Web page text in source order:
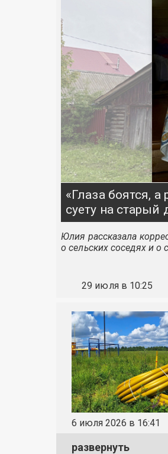
«Глаза боятся,
суету на старый
Юлия рассказала
о сельских соседях и о
29 июля в 10:25
6 июля 2026 в 16:41
развернуть